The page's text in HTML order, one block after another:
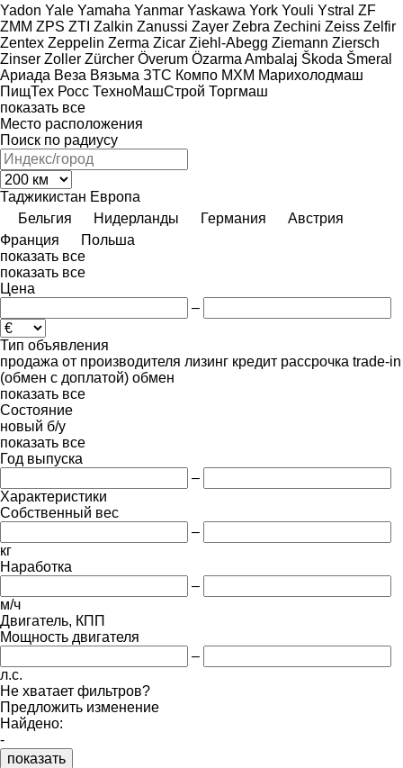
Yadon Yale Yamaha Yanmar Yaskawa York Youli Ystral ZF
ZMM ZPS ZTI Zalkin Zanussi Zayer Zebra Zechini Zeiss Zelfir
Zentex Zeppelin Zerma Zicar Ziehl-Abegg Ziemann Ziersch
Zinser Zoller Zürcher Överum Özarma Ambalaj Škoda Šmeral
Ариада Веза Вязьма ЗТС Компо МХМ Марихолодмаш
ПищТех Росс ТехноМашСтрой Торгмаш
показать все
Место расположения
Поиск по радиусу
Таджикистан Европа
Бельгия
Нидерланды Германия
Австрия
Франция
Польша
показать все
показать все
Цена
–
Тип объявления
продажа от производителя лизинг кредит рассрочка trade-in
(обмен с доплатой) обмен
показать все
Состояние
новый б/у
показать все
Год выпуска
–
Характеристики
Собственный вес
–
кг
Наработка
–
м/ч
Двигатель, КПП
Мощность двигателя
–
л.с.
Не хватает фильтров?
Предложить изменение
Найдено:
-
показать